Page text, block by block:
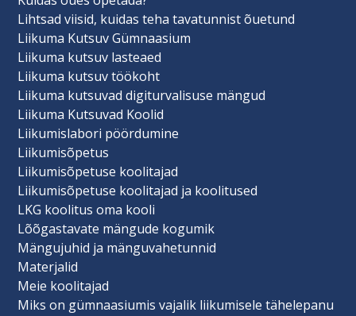
Lihtsad viisid, kuidas teha tavatunnist õuetund
Liikuma Kutsuv Gümnaasium
Liikuma kutsuv lasteaed
Liikuma kutsuv töökoht
Liikuma kutsuvad digiturvalisuse mängud
Liikuma Kutsuvad Koolid
Liikumislabori pöördumine
Liikumisõpetus
Liikumisõpetuse koolitajad
Liikumisõpetuse koolitajad ja koolitused
LKG koolitus oma kooli
Lõõgastavate mängude kogumik
Mängujuhid ja mänguvahetunnid
Materjalid
Meie koolitajad
Miks on gümnaasiumis vajalik liikumisele tähelepanu